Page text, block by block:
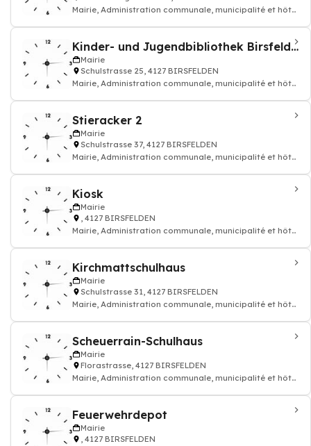
Mairie, Administration communale, municipalité et hôtel
Kinder- und Jugendbibliothek Birsfelden
Mairie
Schulstrasse 25, 4127 BIRSFELDEN
Mairie, Administration communale, municipalité et hôtel
Stieracker 2
Mairie
Schulstrasse 37, 4127 BIRSFELDEN
Mairie, Administration communale, municipalité et hôtel
Kiosk
Mairie
, 4127 BIRSFELDEN
Mairie, Administration communale, municipalité et hôtel
Kirchmattschulhaus
Mairie
Schulstrasse 31, 4127 BIRSFELDEN
Mairie, Administration communale, municipalité et hôtel
Scheuerrain-Schulhaus
Mairie
Florastrasse, 4127 BIRSFELDEN
Mairie, Administration communale, municipalité et hôtel
Feuerwehrdepot
Mairie
, 4127 BIRSFELDEN